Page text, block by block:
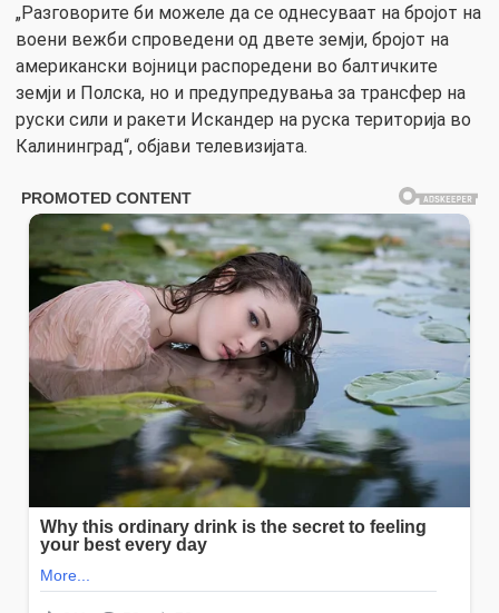
„Разговорите би можеле да се однесуваат на бројот на
воени вежби спроведени од двете земји, бројот на
американски војници распоредени во балтичките
земји и Полска, но и предупредувања за трансфер на
руски сили и ракети Искандер на руска територија во
Калининград“, објави телевизијата.